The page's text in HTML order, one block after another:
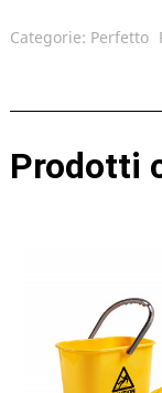
Categorie: Perfetto
Prodotti